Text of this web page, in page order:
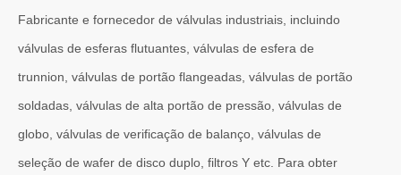
2026-07-01
Os sistemas de engenharia naval operam em alguns dos
Fabricante e fornecedor de válvulas industriais, incluindo
válvulas de esferas flutuantes, válvulas de esfera de
trunnion, válvulas de portão flangeadas, válvulas de portão
soldadas, válvulas de alta portão de pressão, válvulas de
globo, válvulas de verificação de balanço, válvulas de
seleção de wafer de disco duplo, filtros Y etc. Para obter